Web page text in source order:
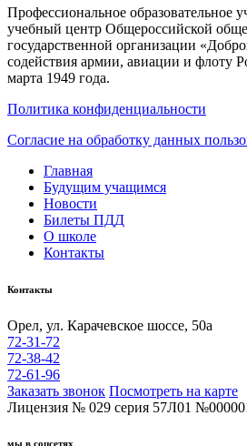
Профессиональное образовательное
учебный центр Общероссийской
государственной организации
содействия армии, авиации и флоту
марта 1949 года.
Политика конфиденциальности
Согласие на обработку данных
Главная
Будущим учащимся
Новости
Билеты ПДД
О школе
Контакты
Контакты
Орел, ул. Карачевское шоссе, 50а
72-31-72
72-38-42
72-61-96
Заказать звонок Посмотреть на карте
Лицензия № 029 серия 57Л01
мы в соцсетях